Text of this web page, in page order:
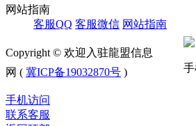
⽹站指南
客服QQ 客服微信 ⽹站指南
Copyright © 欢迎入驻龍盟信息
网 ( 冀ICP备19032870号 )
手机访问
联系客服